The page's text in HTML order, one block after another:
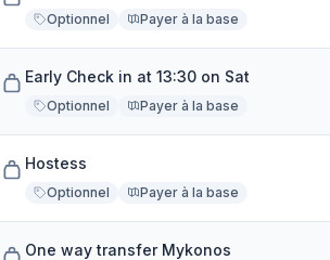
Optionnel Payer à la base
Early Check in at 13:30 on Sat
Optionnel Payer à la base
Hostess
Optionnel Payer à la base
One way transfer Mykonos